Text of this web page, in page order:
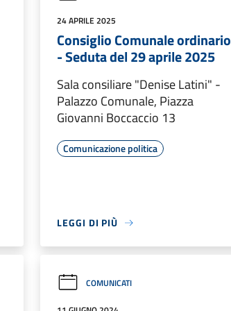
24 APRILE 2025
Consiglio Comunale ordinario
- Seduta del 29 aprile 2025
Sala consiliare "Denise Latini" -
Palazzo Comunale, Piazza
Giovanni Boccaccio 13
Comunicazione politica
LEGGI DI PIÙ
COMUNICATI